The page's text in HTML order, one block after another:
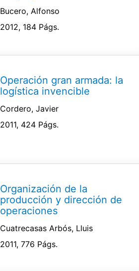
Bucero, Alfonso
2012, 184 Págs.
Operación gran armada: la
logística invencible
Cordero, Javier
2011, 424 Págs.
Organización de la
producción y dirección de
operaciones
Cuatrecasas Arbós, Lluis
2011, 776 Págs.